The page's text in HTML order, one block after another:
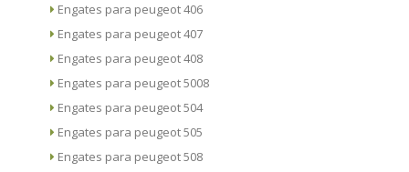
Engates para peugeot 406
Engates para peugeot 407
Engates para peugeot 408
Engates para peugeot 5008
Engates para peugeot 504
Engates para peugeot 505
Engates para peugeot 508